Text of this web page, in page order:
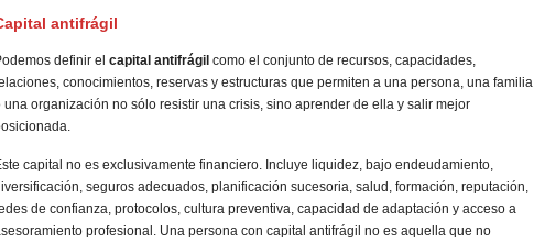
antifrágil
definir el capital antifrágil como el conjunto de recursos, capacidades,
conocimientos, reservas y estructuras que permiten a una persona, una familia
una organización no sólo resistir una crisis, sino aprender de ella y salir mejor
capital no es exclusivamente financiero. Incluye liquidez, bajo endeudamiento,
seguros adecuados, planificación sucesoria, salud, formación, reputación,
de confianza, protocolos, cultura preventiva, capacidad de adaptación y acceso a
profesional. Una persona con capital antifrágil no es aquella que no